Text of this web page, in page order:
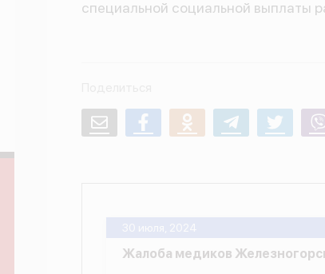
специальной социальной
Email FacebookOdnoklassnikiTelegram Twitter
30 июля, 2024
Жалоба медиков